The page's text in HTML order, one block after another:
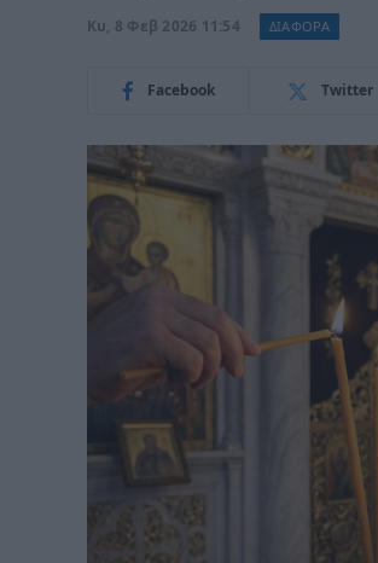
Κυ, 8 Φεβ 2026 11:54 ΔΙΑΦΟΡΑ
Facebook Twitter